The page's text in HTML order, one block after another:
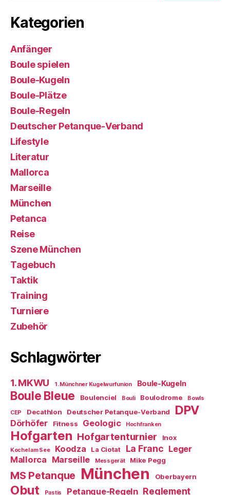
Kategorien
Anfänger
Boule spielen
Boule-Kugeln
Boule-Plätze
Boule-Regeln
Deutscher Petanque-Verband
Lifestyle
Literatur
Mallorca
Marseille
München
Petanca
Reise
Szene München
Tagebuch
Taktik
Training
Turniere
Zubehör
Schlagwörter
1. MKWU 1. Münchner Kugelwurfunion Boule-Kugeln
Boule Bleue Boulenciel Bouli Boulodrome Bowls
CEP Decathlon Deutscher Petanque-Verband DPV
Dörhöfer Fitness Geologic Hochfranken
Hofgarten Hofgartenturnier Inox
Kochel am See Koodza La Ciotat La Franc Leger
Mallorca Marseille Messgerät Mike Pegg
MS Petanque München Oberbayern
Obut Pastis Petanque-Regeln Reglement